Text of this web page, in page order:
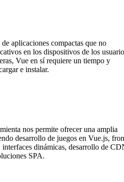
aplicaciones compactas que no
en los dispositivos de los
Vue en sí requiere un tiempo y
e instalar.
nos permite ofrecer una amplia
desarrollo de juegos en Vue.js,
interfaces dinámicas, desarrollo de
SPA.